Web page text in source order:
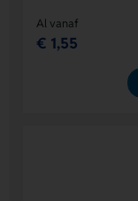
Al vanaf
€ 1,55